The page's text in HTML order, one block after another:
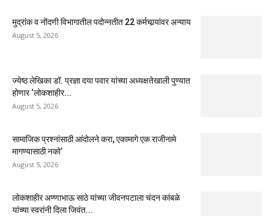
मुद्रांक व नोंदणी विभागातील पदोन्नतीत 22 कर्मचार्‍यांवर अन्याय
August 5, 2026
ज्येष्ठ लेखिका डॉ. प्रज्ञा दया पवार यांच्या अध्यक्षतेखाली पुण्यात
होणार ‘लोकशाहीर...
August 5, 2026
सामाजिक प्रश्नांसाठी आंदोलने करा, एकामागे एक राजीनामे
मागण्यासाठी नको’
August 5, 2026
लोकशाहीर अण्णाभाऊ साठे यांच्या जीवनपटाला चंदन कांबळे
यांच्या स्वरांनी दिला जिवंत...